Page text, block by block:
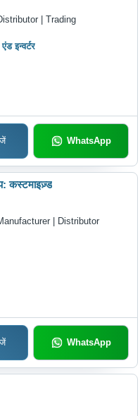
| Trading
इन्वर्टर
WhatsApp
कस्टमाइज़्ड
| Distributor
WhatsApp